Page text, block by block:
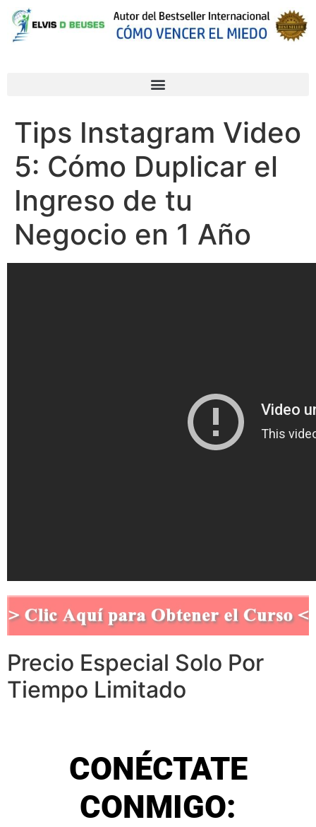
Tips Instagram Video
5: Cómo Duplicar el
Ingreso de tu
Negocio en 1 Año
Precio Especial Solo Por
Tiempo Limitado
CONÉCTATE
CONMIGO: